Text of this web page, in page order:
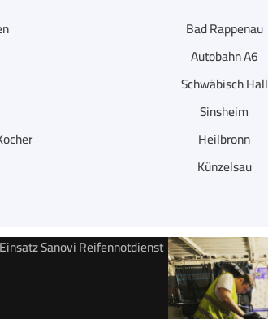
Bad Rappenau
Autobahn A6
Schwäbisch Hall
Sinsheim
Heilbronn
Künzelsau